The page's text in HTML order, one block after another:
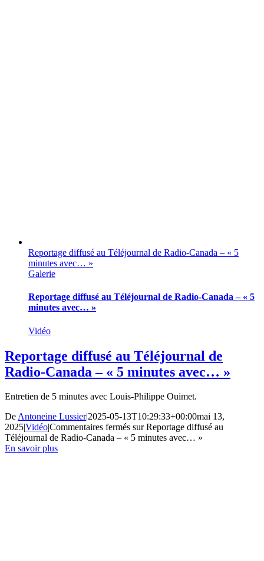
Reportage diffusé au Téléjournal de Radio-Canada – « 5
minutes avec… »
Galerie
Reportage diffusé au Téléjournal de Radio-Canada – « 5
minutes avec… »
Vidéo
Reportage diffusé au Téléjournal de
Radio-Canada – « 5 minutes avec… »
Entretien de 5 minutes avec Louis-Philippe Ouimet.
DeAntoneine Lussier|2025-05-13T10:29:33+00:00mai 13,
2025VidéoCommentaires fermés sur Reportage diffusé au
Téléjournal de Radio-Canada – « 5 minutes avec… »
En savoir plus